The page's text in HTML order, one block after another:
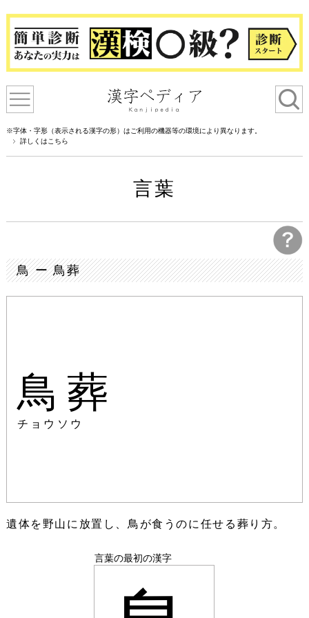
※字体・字形（表示される漢字の形）はご利用の機器等の環境により異なります。
詳しくはこちら
言葉
鳥 ー 鳥葬
鳥葬
チョウソウ
遺体を野山に放置し、鳥が食うのに任せる葬り方。
言葉の最初の漢字